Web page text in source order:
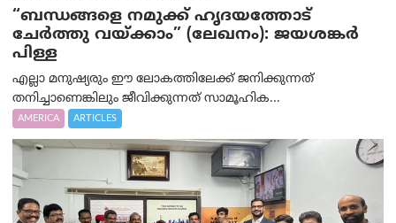
“ബന്ധങ്ങളെ നമുക്ക് ഹൃദയത്തോട്
ചേർത്തു വയ്ക്കാം” (ലേഖനം): ജയശങ്കര്‍
പിള്ള
എല്ലാ മനുഷ്യരും ഈ ലോകത്തിലേക്ക് ജനിക്കുന്നത്
തനിച്ചാണെങ്കിലും ജീവിക്കുന്നത് സാമൂഹിക...
AMERICA ARTICLES